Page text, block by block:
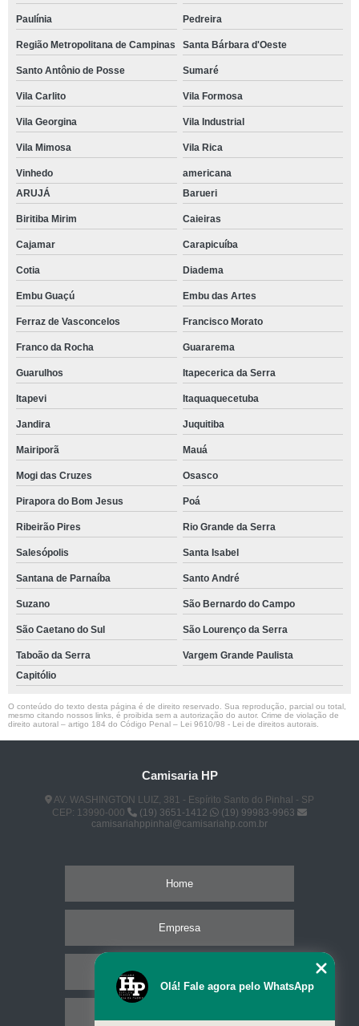
Paulínia Pedreira
Região Metropolitana de Campinas Santa Bárbara d'Oeste
Santo Antônio de Posse Sumaré
Vila Carlito Vila Formosa
Vila Georgina Vila Industrial
Vila Mimosa Vila Rica
Vinhedo
americana
ARUJÁ
Barueri
Biritiba Mirim Caieiras
Cajamar Carapicuíba
Cotia Diadema
Embu Guaçú Embu das Artes
Ferraz de Vasconcelos Francisco Morato
Franco da Rocha Guararema
Guarulhos Itapecerica da Serra
Itapevi Itaquaquecetuba
Jandira Juquitiba
Mairiporã Mauá
Mogi das Cruzes Osasco
Pirapora do Bom Jesus Poá
Ribeirão Pires Rio Grande da Serra
Salesópolis Santa Isabel
Santana de Parnaíba Santo André
Suzano São Bernardo do Campo
São Caetano do Sul São Lourenço da Serra
Taboão da Serra
Vargem Grande Paulista
Capitólio
O conteúdo do texto desta página é de direito reservado. Sua reprodução, parcial ou total,
mesmo citando nossos links, é proibida sem a autorização do autor. Crime de violação de
direito autoral – artigo 184 do Código Penal – Lei 9610/98 - Lei de direitos autorais
Camisaria HP
AV. WASHINGTON LUIZ, 381 - Espírito Santo do Pinhal - SP
CEP: 13990-000
(19) 3651-1412
(19) 99983-9963
camisariahppinhal@camisariahp.com.br
Home
Empresa
Olá! Fale agora pelo WhatsApp